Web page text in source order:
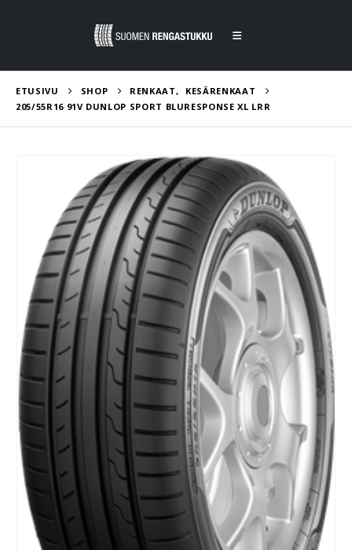
ETUSIVU SHOP RENKAAT,
KESÄRENKAAT
205/55R16 91V DUNLOP SPORT BLURESPONSE XL LRR